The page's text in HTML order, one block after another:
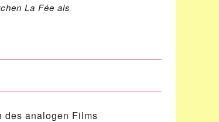
La Fée als
des analogen Films